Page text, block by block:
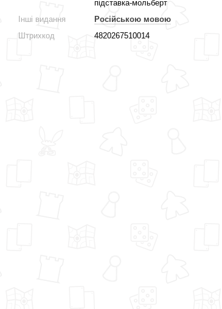
підставка-мольберт
Інші видання
Російською мовою
Штрихкод
4820267510014